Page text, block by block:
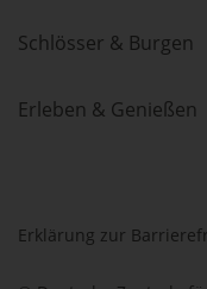
Schlösser & Burgen
Erleben & Genießen
Erklärung zur